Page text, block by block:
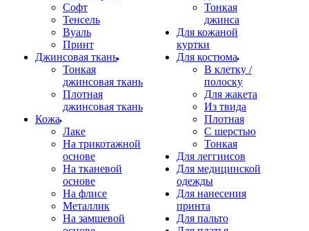
Софт
Тенсель
Вуаль
Принт
Джинсовая ткань
Тонкая
джинсовая ткань
Плотная
джинсовая ткань
Кожа
Лаке
На трикотажной
основе
На тканевой
основе
На флисе
Металлик
На замшевой
Тонкая
джинса
Для кожаной
куртки
Для костюма
В клетку /
полоску
Для жакета
Из твида
Плотная
С шерстью
Тонкая
Для леггинсов
Для медицинской
одежды
Для нанесения
принта
Для пальто